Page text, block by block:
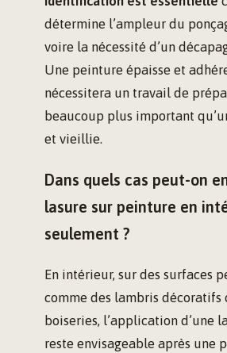
détermine l’ampleur du
voire la nécessité d’un
Une peinture épaisse et
nécessitera un travail de
beaucoup plus important
et vieillie.
Dans quels cas peut-on
lasure sur peinture en
seulement ?
En intérieur, sur des surfaces
comme des lambris décoratifs
boiseries, l’application d’une
reste envisageable après une